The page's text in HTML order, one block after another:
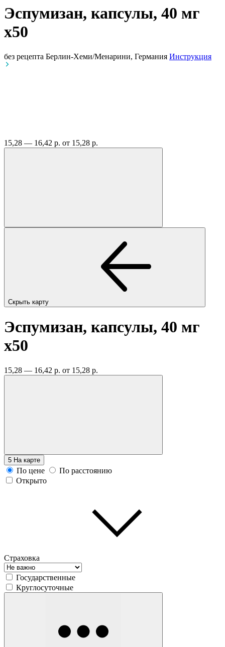
Эспумизан, капсулы, 40 мг
x50
без рецепта Берлин-Хеми/Менарини, Германия Инструкция
15,28 — 16,42 р. от 15,28 р.
Скрыть карту
Эспумизан, капсулы, 40 мг
x50
15,28 — 16,42 р. от 15,28 р.
5 На карте
По цене
По расстоянию
Открыто
Страховка
Государственные
Круглосуточные